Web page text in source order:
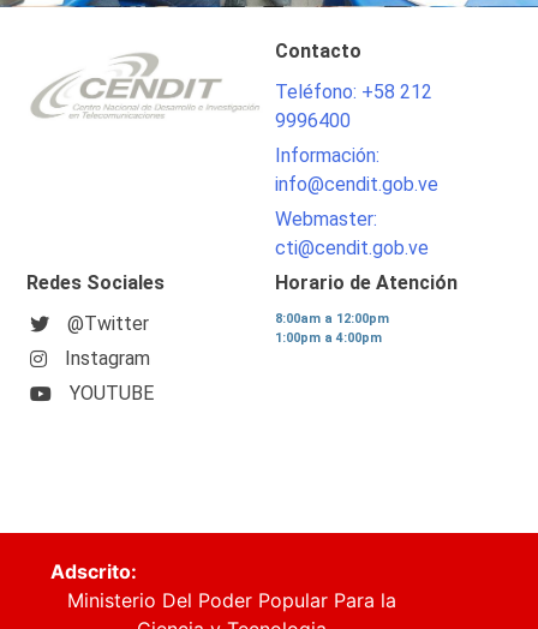
Contacto
Teléfono: +58 212
9996400
Información:
info@cendit.gob.ve
Webmaster:
cti@cendit.gob.ve
Redes Sociales
@Twitter
Instagram
YOUTUBE
Horario de Atención
8:00am a 12:00pm
1:00pm a 4:00pm
Adscrito:
Ministerio Del Poder Popular Para la